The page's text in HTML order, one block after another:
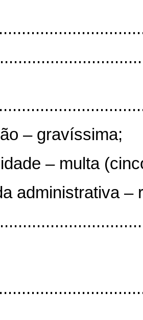
– gravíssima;
– multa
administrativa –